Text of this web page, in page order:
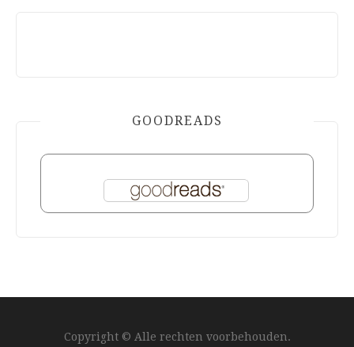
GOODREADS
Copyright © Alle rechten voorbehouden.